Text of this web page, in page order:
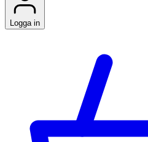
Logga in